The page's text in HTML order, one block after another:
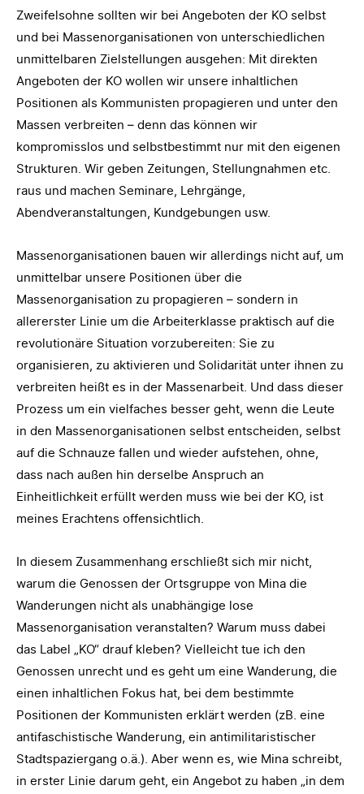
Zweifelsohne sollten wir bei Angeboten der KO selbst
und bei Massenorganisationen von unterschiedlichen
unmittelbaren Zielstellungen ausgehen: Mit direkten
Angeboten der KO wollen wir unsere inhaltlichen
Positionen als Kommunisten propagieren und unter den
Massen verbreiten – denn das können wir
kompromisslos und selbstbestimmt nur mit den eigenen
Strukturen. Wir geben Zeitungen, Stellungnahmen etc.
raus und machen Seminare, Lehrgänge,
Abendveranstaltungen, Kundgebungen usw.
Massenorganisationen bauen wir allerdings nicht auf, um
unmittelbar unsere Positionen über die
Massenorganisation zu propagieren – sondern in
allererster Linie um die Arbeiterklasse praktisch auf die
revolutionäre Situation vorzubereiten: Sie zu
organisieren, zu aktivieren und Solidarität unter ihnen zu
verbreiten heißt es in der Massenarbeit. Und dass dieser
Prozess um ein vielfaches besser geht, wenn die Leute
in den Massenorganisationen selbst entscheiden, selbst
auf die Schnauze fallen und wieder aufstehen, ohne,
dass nach außen hin derselbe Anspruch an
Einheitlichkeit erfüllt werden muss wie bei der KO, ist
meines Erachtens offensichtlich.
In diesem Zusammenhang erschließt sich mir nicht,
warum die Genossen der Ortsgruppe von Mina die
Wanderungen nicht als unabhängige lose
Massenorganisation veranstalten? Warum muss dabei
das Label „KO“ drauf kleben? Vielleicht tue ich den
Genossen unrecht und es geht um eine Wanderung, die
einen inhaltlichen Fokus hat, bei dem bestimmte
Positionen der Kommunisten erklärt werden (zB. eine
antifaschistische Wanderung, ein antimilitaristischer
Stadtspaziergang o.ä.). Aber wenn es, wie Mina schreibt,
in erster Linie darum geht, ein Angebot zu haben „in dem